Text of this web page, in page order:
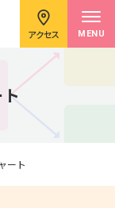
アクセス MENU
ート